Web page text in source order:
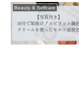
Beauty & Selfcare